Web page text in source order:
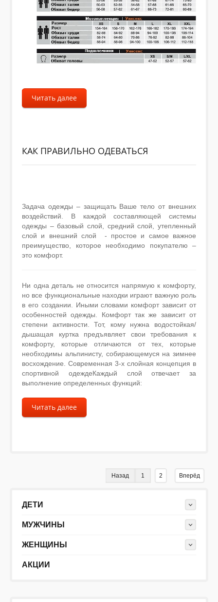
Читать далее
КАК ПРАВИЛЬНО ОДЕВАТЬСЯ
Задача одежды – защищать Ваше тело от внешних
воздействий. В каждой составляющей системы
одежды – базовый слой, средний слой, утепленный
слой и внешний слой - простое и самое важное
преимущество, которое необходимо покупателю –
это комфорт.
Ни одна деталь не относится напрямую к комфорту,
но все функциональные находки играют важную роль
в его создании. Иными словами комфорт зависит от
особенностей одежды. Комфорт так же зависит от
степени активности. Тот, кому нужна водостойкая/
дышащая куртка предъявляет свои требования к
комфорту, которые отличаются от тех, которые
необходимы альпинисту, собирающемуся на зимнее
восхождение. Современная 3-х слойная концепция в
спортивной одеждеКаждый слой отвечает за
выполнение определенных функций:
Читать далее
Назад 1 2 Вперёд
ДЕТИ
МУЖЧИНЫ
ЖЕНЩИНЫ
АКЦИИ